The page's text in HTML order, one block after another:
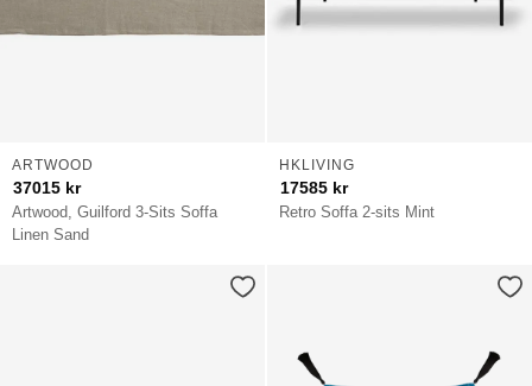
Artwood, Guilford 3-Sits Soffa
Linen Sand
ARTWOOD
37015 kr
Retro Soffa 2-sits Mint
HKLIVING
17585 kr